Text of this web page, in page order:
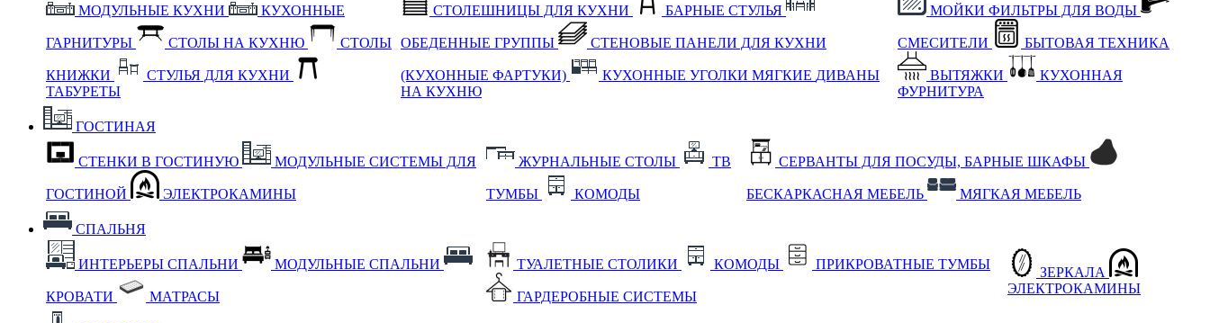
МОДУЛЬНЫЕ КУХНИ КУХОННЫЕ
ГАРНИТУРЫ СТОЛЫ НА КУХНЮ СТОЛЫ
КНИЖКИ
СТУЛЬЯ ДЛЯ КУХНИ
ТАБУРЕТЫ
СТОЛЕШНИЦЫ ДЛЯ КУХНИ БАРНЫЕ СТУЛЬЯ
ОБЕДЕННЫЕ ГРУППЫ СТЕНОВЫЕ ПАНЕЛИ ДЛЯ КУХНИ
(КУХОННЫЕ ФАРТУКИ) КУХОННЫЕ УГОЛКИ МЯГКИЕ ДИВАНЫ
НА КУХНЮ
МОЙКИ ФИЛЬТРЫ ДЛЯ ВОДЫ
СМЕСИТЕЛИ БЫТОВАЯ ТЕХНИКА
ВЫТЯЖКИ
КУХОННАЯ
ФУРНИТУРА
ГОСТИНАЯ
СТЕНКИ В ГОСТИНУЮ МОДУЛЬНЫЕ СИСТЕМЫ ДЛЯ
ГОСТИНОЙ ЭЛЕКТРОКАМИНЫ
ЖУРНАЛЬНЫЕ СТОЛЫ ТВ
ТУМБЫ КОМОДЫ
СЕРВАНТЫ ДЛЯ ПОСУДЫ, БАРНЫЕ ШКАФЫ
БЕСКАРКАСНАЯ МЕБЕЛЬ МЯГКАЯ МЕБЕЛЬ
СПАЛЬНЯ
ИНТЕРЬЕРЫ СПАЛЬНИ МОДУЛЬНЫЕ СПАЛЬНИ
КРОВАТИ МАТРАСЫ
ТУАЛЕТНЫЕ СТОЛИКИ КОМОДЫ ПРИКРОВАТНЫЕ ТУМБЫ
ГАРДЕРОБНЫЕ СИСТЕМЫ
ЗЕРКАЛА
ЭЛЕКТРОКАМИНЫ